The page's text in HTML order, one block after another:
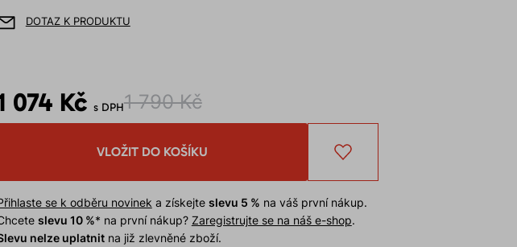
DOTAZ K PRODUKTU
074 Kč s DPH1 790 Kč
VLOŽIT DO KOŠÍKU
se k odběru novinek a získejte slevu 5 % na váš první nákup.
slevu 10 %* na první nákup? Zaregistrujte se na náš e-shop.
nelze uplatnitna již zlevněné zboží.